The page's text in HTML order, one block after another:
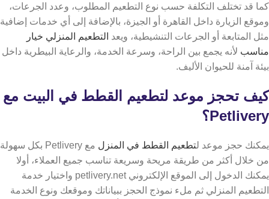
كما قد تختلف التكلفة حسب نوع التطعيم المطلوب، وعدد الجرعات،
وموقع الزيارة داخل القاهرة أو الجيزة، بالإضافة إلى أي خدمات إضافية
مثل المتابعة أو الجرعات التنشيطية، ويعد التطعيم المنزلي خيار
مناسب لأنه يجمع بين الراحة، وسرعة الخدمة، والرعاية البيطرية داخل
بيئة آمنة للحيوان الأليف.
كيف تحجز موعد لتطعيم القطط في البيت مع
Petlivery؟
يمكنك حجز موعد لتطعيم القطط في المنزل
مع Petlivery بكل سهولة
من خلال أكثر من طريقة مريحة وسريعة تناسب جميع العملاء، أولا
يمكنك الدخول إلى الموقع الإلكتروني petlivery.net واختيار خدمة
التطعيم المنزلي ثم ملء نموذج الحجز ببياناتك وموقعك ونوع الخدمة